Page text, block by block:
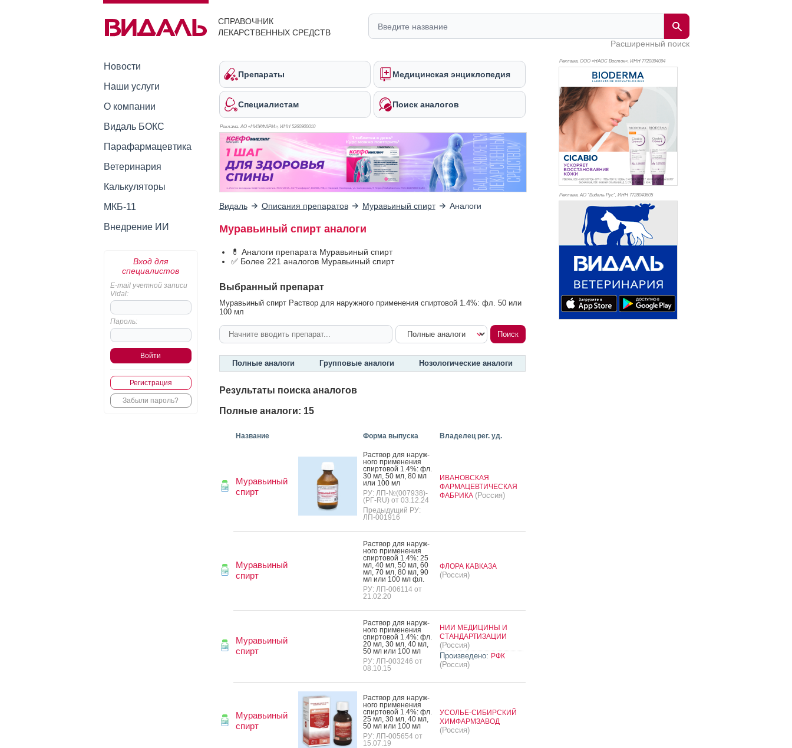
СПРАВОЧНИК
ЛЕКАРСТВЕННЫХ СРЕДСТВ
Расширенный поиск
Новости
Наши услуги
О компании
Видаль БОКС
Парафармацевтика
Ветеринария
Калькуляторы
МКБ-11
Внедрение ИИ
Вход для
специалистов
E-mail учетной записи
Vidal:
Пароль:
Регистрация
Забыли пароль?
Препараты Медицинская энциклопедия
Специалистам Поиск аналогов
Реклама. АО «НИЖФАРМ», ИНН 5260900010
Видаль Описания препаратов Муравьиный спирт Аналоги
Муравьиный спирт аналоги
💊 Аналоги препарата Муравьиный спирт
✅ Более 221 аналогов Муравьиный спирт
Выбранный препарат
Муравьиный спирт Раствор для наружного применения спиртовой 1.4%: фл. 50 или
100 мл
Полные аналоги Групповые аналоги Нозологические аналоги
Результаты поиска аналогов
Полные аналоги: 15
Название Форма выпуска Владелец рег. уд.
Муравьиный
спирт
Рас­твор для на­руж­
но­го при­мене­ния
спир­то­вой 1.4%: фл.
30 мл, 50 мл, 80 мл
или 100 мл
РУ: ЛП-№(007938)-
(РГ-RU) от 03.12.24
Предыдущий РУ:
ЛП-001916
ИВАНОВСКАЯ
ФАРМАЦЕВТИЧЕСКАЯ
ФАБРИКА (Россия)
Муравьиный
спирт
Рас­твор для на­руж­
но­го при­мене­ния
спир­то­вой 1.4%: 25
мл, 40 мл, 50 мл, 60
мл, 70 мл, 80 мл, 90
мл или 100 мл фл.
РУ: ЛП-006114 от
21.02.20
ФЛОРА КАВКАЗА
(Россия)
Муравьиный
спирт
Рас­твор для на­руж­
но­го при­мене­ния
спир­то­вой 1.4%: фл.
20 мл, 30 мл, 40 мл,
50 мл или 100 мл
РУ: ЛП-003246 от
08.10.15
НИИ МЕДИЦИНЫ И
СТАНДАРТИЗАЦИИ
(Россия)
Произведено: РФК
(Россия)
Муравьиный
спирт
Рас­твор для на­руж­
но­го при­мене­ния
спир­то­вой 1.4%: фл.
25 мл, 30 мл, 40 мл,
50 мл или 100 мл
РУ: ЛП-005654 от
15.07.19
УСОЛЬЕ-СИБИРСКИЙ
ХИМФАРМЗАВОД
(Россия)
Реклама. ООО «НАОС Восток», ИНН 7720394094
Реклама. АО "Видаль Рус", ИНН 7728043605